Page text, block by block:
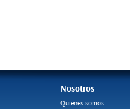
Nosotros
Quienes somos